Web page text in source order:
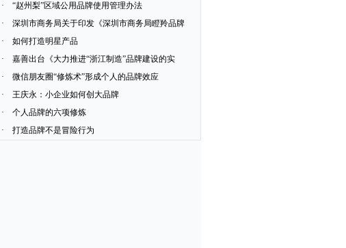
·
“赵州梨”区域公用品牌使用管理办法
·
深圳市商务局关于印发《深圳市商务局瞪羚品牌
·
如何打造明星产品
·
嘉善出台《大力推进“浙江制造”品牌建设的实
·
微信朋友圈“修炼术”形成个人的品牌效应
·
王庆永：小企业如何创大品牌
·
个人品牌的六项修炼
·
打造品牌不是冒险行为